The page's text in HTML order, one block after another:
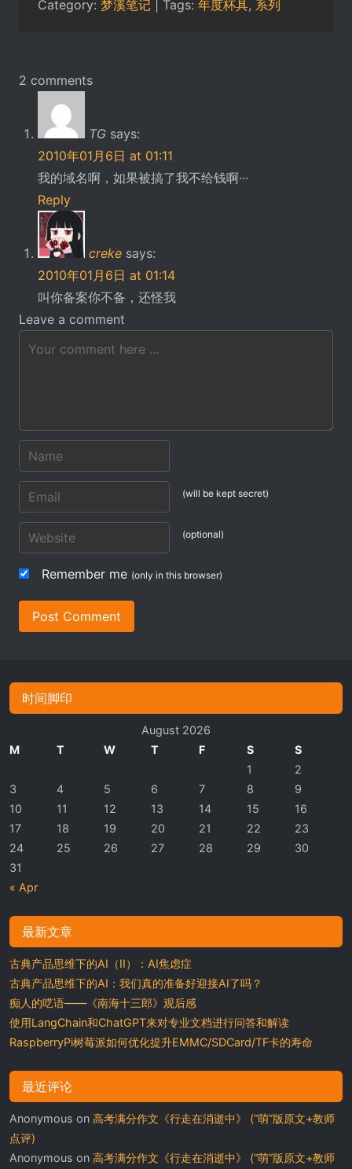
Category: 梦溪笔记 | Tags: 年度杯具, 系列
2 comments
TG says:
2010年01月6日 at 01:11
我的域名啊，如果被搞了我不给钱啊···
Reply
creke says:
2010年01月6日 at 01:14
叫你备案你不备，还怪我
Leave a comment
(will be kept secret)
(optional)
Remember me (only in this browser)
Post Comment
时间脚印
August 2026
M
T W T F S S
« Apr
1
2
3
4 5 6 7 8
9
10
11 12 13 14 15
16
17
18 19 20 21 22
23
24
25 26 27 28 29
30
31
最新文章
古典产品思维下的AI（II）：AI焦虑症
古典产品思维下的AI：我们真的准备好迎接AI了吗？
痴人的呓语——《南海十三郎》观后感
使用LangChain和ChatGPT来对专业文档进行问答和解读
RaspberryPi树莓派如何优化提升EMMC/SDCard/TF卡的寿命
最近评论
Anonymous on 高考满分作文《行走在消逝中》 (“萌”版原文+教师
点评)
Anonymous on 高考满分作文《行走在消逝中》 (“萌”版原文+教师